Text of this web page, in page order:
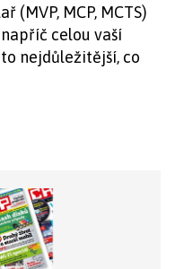
(MVP, MCP, MCTS)
celou vaší
nejdůležitější, co